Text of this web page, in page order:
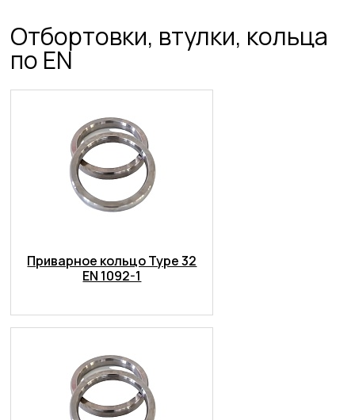
Отбортовки, втулки, кольца
по EN
Приварное кольцо Type 32
EN 1092-1